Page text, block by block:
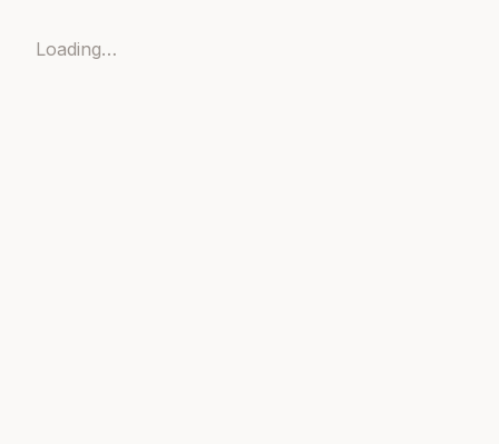
Loading…